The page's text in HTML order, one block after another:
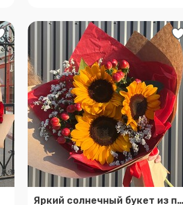
Яркий солнечный букет из подсолнухов и красных ягод зверобоя